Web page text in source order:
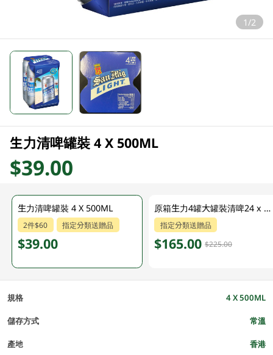
1/2
生力清啤罐裝 4 X 500ML
$39.00
生力清啤罐裝 4 X 500ML
2件$60 指定分類送贈品
$39.00
原箱生力4罐大罐裝清啤24 x 500ML (新舊包裝隨機發貨)
指定分類送贈品
$165.00 $225.00
規格 4 X 500ML
儲存方式 常溫
產地 香港